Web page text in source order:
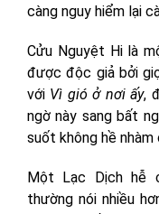
càng nguy hiểm lại
Cửu Nguyệt Hi là
được độc giả bởi
với Vì gió ở nơi ấy,
ngờ này sang bất
suốt không hề nhàm
Một Lạc Dịch hễ
thường nói nhiều